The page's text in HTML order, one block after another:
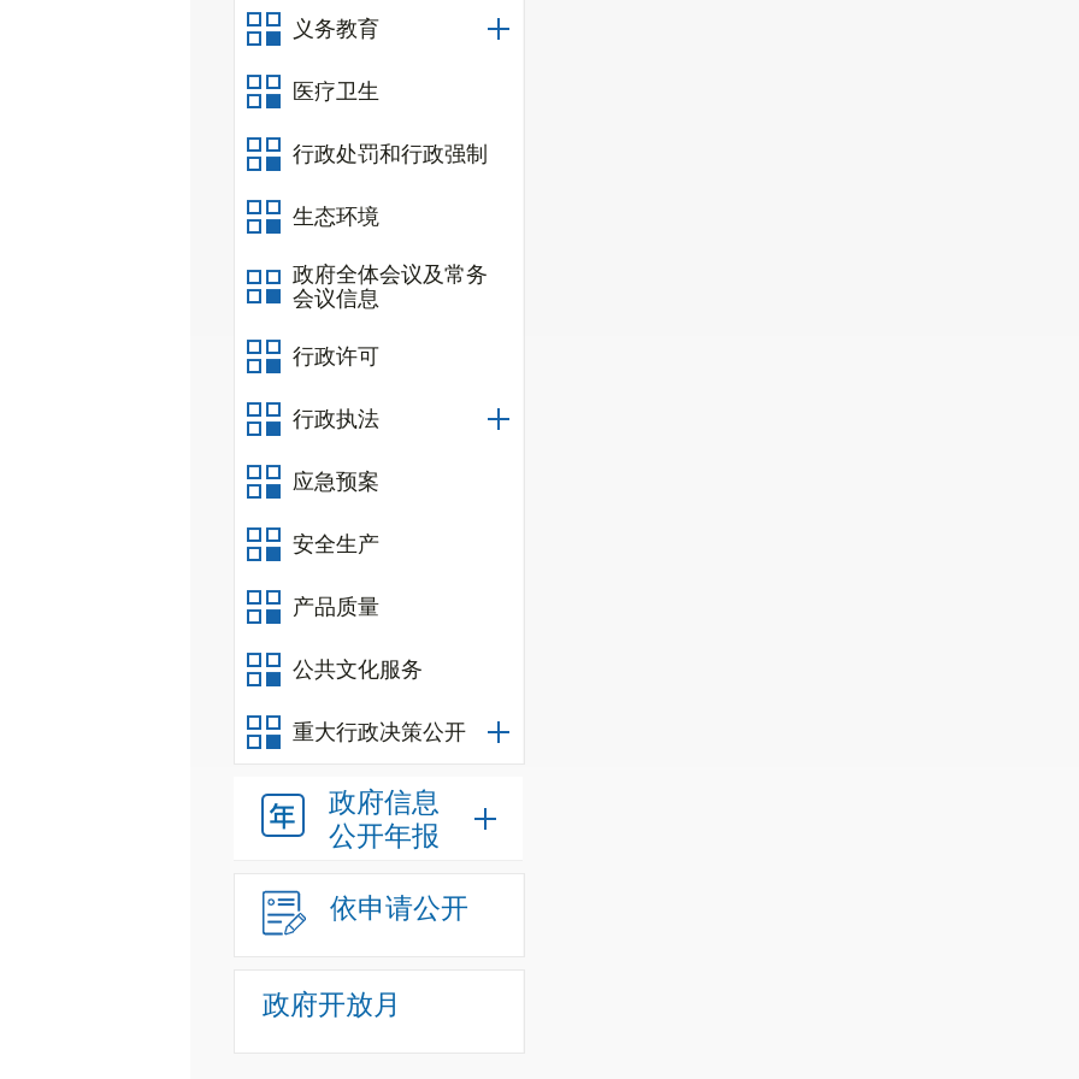
义务教育
医疗卫生
行政处罚和行政强制
生态环境
政府全体会议及常务
会议信息
行政许可
行政执法
应急预案
安全生产
产品质量
公共文化服务
重大行政决策公开
政府信息
公开年报
依申请公开
政府开放月